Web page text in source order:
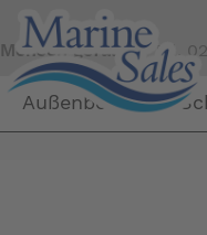
Mensch gefällig?Tel.
Außenborder